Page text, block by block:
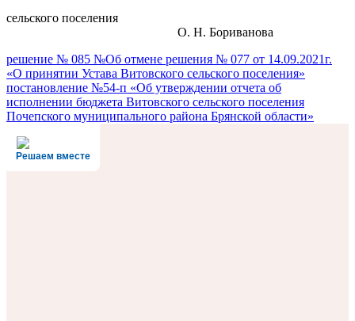
сельского поселения
О. Н. Бориванова
Навигация
по
записям
решение № 085 №Об отмене решения № 077 от 14.09.2021г.
«О принятии Устава Витовского сельского поселения»
постановление №54-п «Об утверждении отчета об
исполнении бюджета Витовского сельского поселения
Почепского муниципального района Брянской области»
Решаем вместе